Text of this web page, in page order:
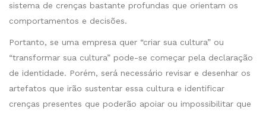
sistema de crenças bastante profundas que orientam os
comportamentos e decisões.
Portanto, se uma empresa quer “criar sua cultura” ou
“transformar sua cultura” pode-se começar pela declaração
de identidade. Porém, será necessário revisar e desenhar os
artefatos que irão sustentar essa cultura e identificar
crenças presentes que poderão apoiar ou impossibilitar que